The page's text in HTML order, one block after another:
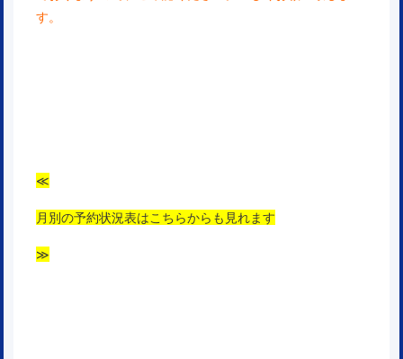
す。
≪
月別の予約状況表はこちらからも見れます
≫